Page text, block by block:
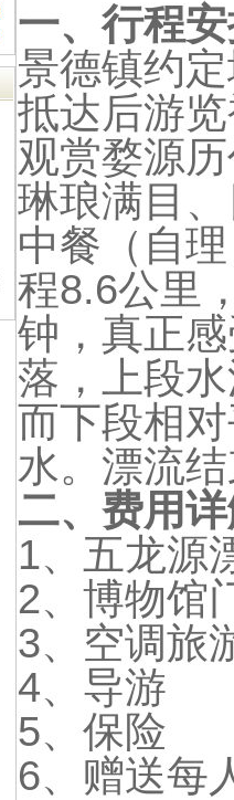
一、行程
景德镇约
抵达后游
观赏婺源
琳琅满目
中餐（自
程8.6公里
钟，真正
落，上段
而下段相
水。漂流
二、费用
1、五龙源
2、博物馆
3、空调旅
4、导游
5、保险
6、赠送每